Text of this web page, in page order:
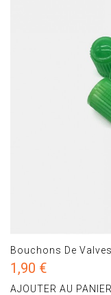
Bouchons De
1,90 €
AJOUTER AU